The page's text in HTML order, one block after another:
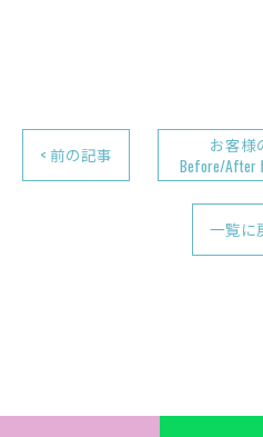
< 前の記事
お客様
Before/
一覧に